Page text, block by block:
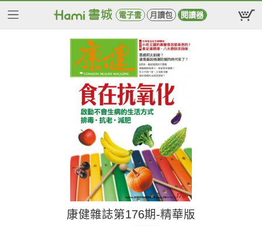
電子書 月讀包 閱讀器
康健雜誌第176期-精華版